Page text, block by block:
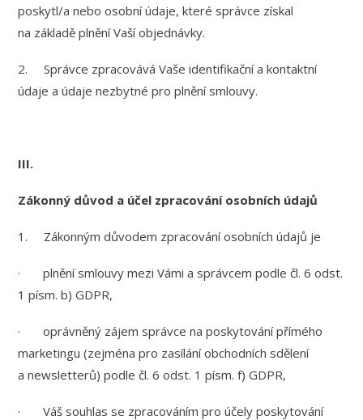
poskytl/a nebo osobní údaje, které správce získal
na základě plnění Vaší objednávky.
2. Správce zpracovává Vaše identifikační a kontaktní
údaje a údaje nezbytné pro plnění smlouvy.
III.
Zákonný důvod a účel zpracování osobních údajů
1. Zákonným důvodem zpracování osobních údajů je
· plnění smlouvy mezi Vámi a správcem podle čl. 6 odst.
1 písm. b) GDPR,
· oprávněný zájem správce na poskytování přímého
marketingu (zejména pro zasílání obchodních sdělení
a newsletterů) podle čl. 6 odst. 1 písm. f) GDPR,
· Váš souhlas se zpracováním pro účely poskytování